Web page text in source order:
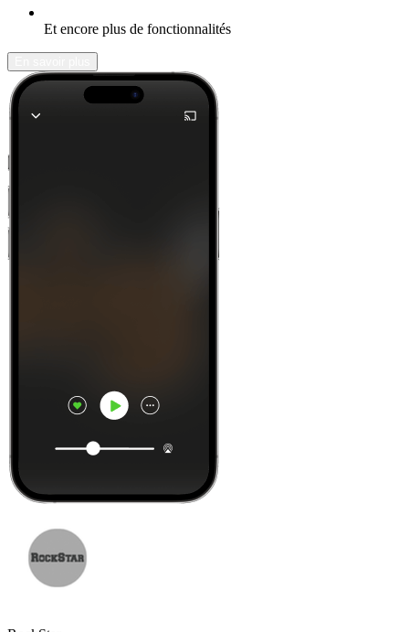
Et encore plus de fonctionnalités